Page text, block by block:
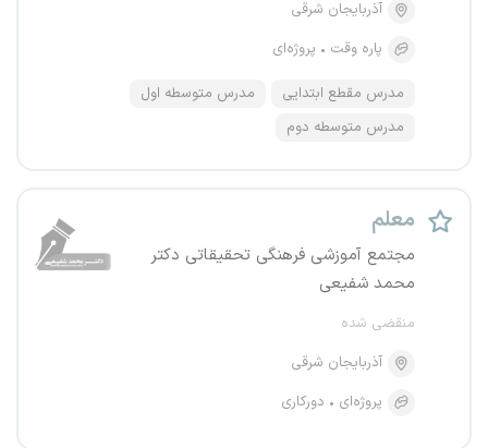
آذربایجان شرقی
پاره وقت
پروژه‌ای
مدرس مقطع ابتدایی
مدرس متوسطه اول
مدرس متوسطه دوم
معلم
مجتمع آموزشی فرهنگی تحقیقاتی دکتر
محمد شفیعی
منقضی شده
آذربایجان شرقی
پروژه‌ای
دورکاری